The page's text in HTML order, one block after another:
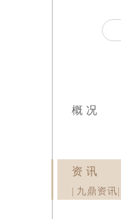
概况
资讯
九鼎资讯